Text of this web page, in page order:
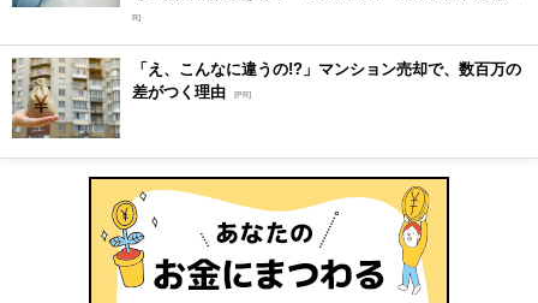
R]
「え、こんなに違うの!?」マンション売却で、数百万の
差がつく理由 [PR]